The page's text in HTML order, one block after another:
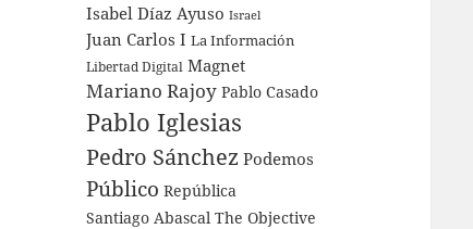
Isabel Díaz Ayuso Israel
Juan Carlos I La Información
Libertad Digital Magnet
Mariano Rajoy Pablo Casado
Pablo Iglesias
Pedro Sánchez Podemos
Público República
Santiago Abascal The Objective